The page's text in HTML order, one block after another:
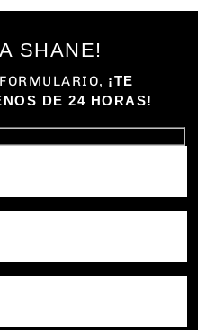
SHANE!
¡TE
DE 24 HORAS!